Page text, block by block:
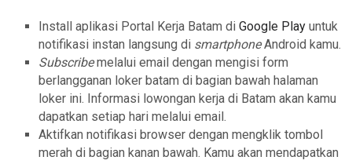
Install aplikasi Portal Kerja Batam di Google Playuntuk
notifikasi instan langsung di smartphoneAndroid kamu.
Subscribemelalui email dengan mengisi form
berlangganan loker batam di bagian bawah halaman
loker ini. Informasi lowongan kerja di Batam akan kamu
dapatkan setiap hari melalui email.
Aktifkan notifikasi browser dengan mengklik tombol
merah di bagian kanan bawah. Kamu akan mendapatkan